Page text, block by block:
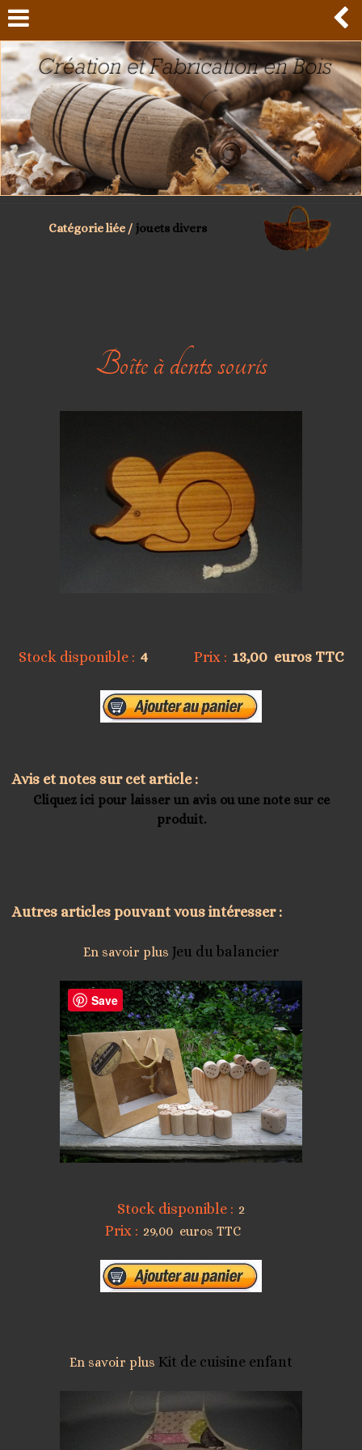
Catégorie liée / jouets divers
Boîte à dents souris
Stock disponible : 4 Prix : 13,00euros TTC
Avis et notes sur cet article :
Cliquez ici pour laisser un avis ou une note sur ce
produit.
Autres articles pouvant vous intéresser :
En savoir plus Jeu du balancier
Stock disponible : 2
Prix : 29,00 euros TTC
En savoir plus Kit de cuisine enfant
Save